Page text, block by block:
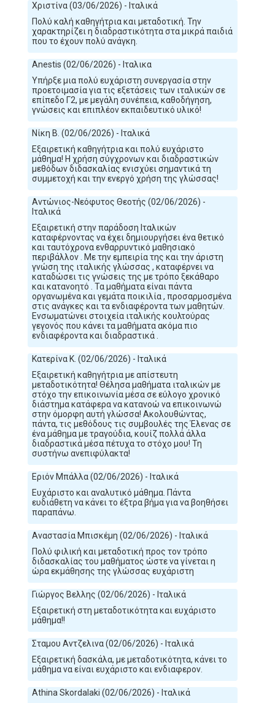
Χριστίνα (03/06/2026) - Ιταλικά
Πολύ καλή καθηγήτρια και μεταδοτική. Την
χαρακτηρίζει η διαδραστικότητα στα μικρά παιδιά
που το έχουν πολύ ανάγκη.
Anestis (02/06/2026) - Ιταλικα
Υπήρξε μια πολύ ευχάριστη συνεργασία στην
προετοιμασία για τις εξετάσεις των ιταλικών σε
επίπεδο Γ2, με μεγάλη συνέπεια, καθοδήγηση,
γνώσεις και επιπλέον εκπαιδευτικό υλικό!
Νίκη Β. (02/06/2026) - Ιταλικά
Εξαιρετική καθηγήτρια και πολύ ευχάριστο
μάθημα! Η χρήση σύγχρονων και διαδραστικών
μεθόδων διδασκαλίας ενισχύει σημαντικά τη
συμμετοχή και την ενεργό χρήση της γλώσσας!
Αντώνιος-Νεόφυτος Θεοτής (02/06/2026) -
Ιταλικά
Εξαιρετική στην παράδοση Ιταλικών
καταφέρνοντας να έχει δημιουργήσει ένα θετικό
και ταυτόχρονα ενθαρρυντικό μαθησιακό
περιβάλλον . Με την εμπειρία της και την άριστη
γνώση της ιταλικής γλώσσας , καταφέρνει να
καταδώσει τις γνώσεις της με τρόπο ξεκάθαρο
και κατανοητό . Τα μαθήματα είναι πάντα
οργανωμένα και γεμάτα ποικιλία , προσαρμοσμένα
στις ανάγκες και τα ενδιαφέροντα των μαθητών.
Ενσωματώνει στοιχεία ιταλικής κουλτούρας
γεγονός που κάνει τα μαθήματα ακόμα πιο
ενδιαφέροντα και διαδραστικά .
Κατερίνα Κ. (02/06/2026) - Ιταλικά
Εξαιρετική καθηγήτρια με απίστευτη
μεταδοτικότητα! Θέλησα μαθήματα ιταλικών με
στόχο την επικοινωνία μέσα σε εύλογο χρονικό
διάστημα κατάφερα να κατανοώ να επικοινωνώ
στην όμορφη αυτή γλώσσα! Ακολουθώντας,
πάντα, τις μεθόδους τις συμβουλές της Έλενας σε
ένα μάθημα με τραγούδια, κουίζ πολλά άλλα
διαδραστικά μέσα πέτυχα το στόχο μου! Τη
συστήνω ανεπιφύλακτα!
Εριόν Μπάλλα (02/06/2026) - Ιταλικά
Ευχάριστο και αναλυτικό μάθημα. Πάντα
ευδιάθετη να κάνει το έξτρα βήμα για να βοηθήσει
παραπάνω.
Αναστασία Μπισκέμη (02/06/2026) - Ιταλικά
Πολύ φιλική και μεταδοτική προς τον τρόπο
διδασκαλίας του μαθήματος ώστε να γίνεται η
ώρα εκμάθησης της γλώσσας ευχάριστη
Γιώργος Βελλης (02/06/2026) - Ιταλικά
Εξαιρετική στη μεταδοτικότητα και ευχάριστο
μάθημα!!
Σταμου Αντζελινα (02/06/2026) - Ιταλικά
Εξαιρετική δασκάλα, με μεταδοτικότητα, κάνει το
μάθημα να είναι ευχάριστο και ενδιαφερον.
Athina Skordalaki (02/06/2026) - Ιταλικά